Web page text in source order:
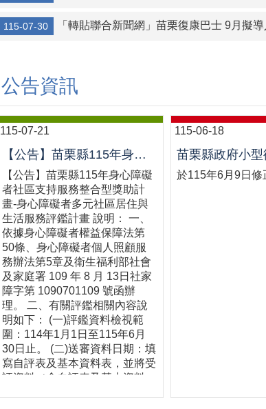
115-07-30 「轉貼聯合新聞網」苗栗復康巴士 9月擬
公告資訊
115-07-21
【公告】苗栗縣115年身心障礙者社區支持服務整合型獎助計畫-身心障礙者多元社區居住與生活服務評鑑案
【公告】苗栗縣115年身心障礙
者社區支持服務整合型獎助計
畫-身心障礙者多元社區居住與
生活服務評鑑計畫 說明： 一、
依據身心障礙者權益保障法第
50條、身心障礙者個人照顧服
務辦法第5章及衛生福利部社會
及家庭署 109 年 8 月 13日社家
障字第 1090701109 號函辦
理。 二、有關評鑑相關內容說
明如下： (一)評鑑資料檢視範
圍：114年1月1日至115年6月
30日止。 (二)送審資料日期：填
寫自評表及基本資料表，並將受
評資料（含自評表及基本資料
115-06-18
於115年6月9日修